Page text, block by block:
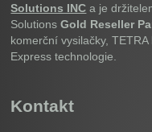
Solutions INC a je
SolutionsGold Reseller
komerční vysilačky,
Express technologie.
Kontakt